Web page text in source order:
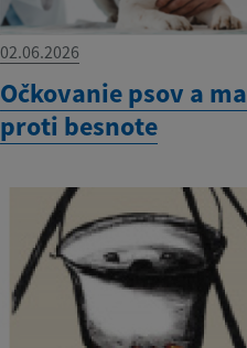
02.06.2026
Očkovanie psov a
proti besnote